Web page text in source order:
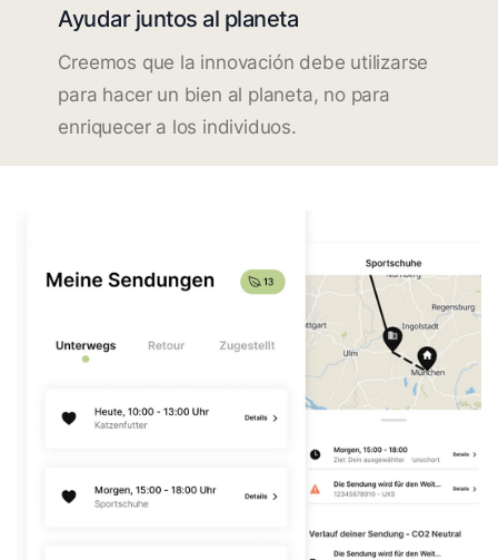
Ayudar juntos al planeta
Creemos que la innovación debe utilizarse
para hacer un bien al planeta, no para
enriquecer a los individuos.